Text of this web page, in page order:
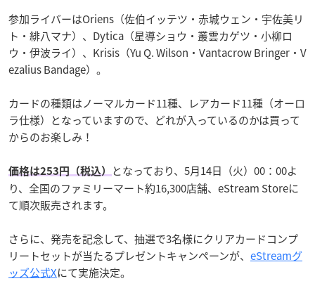
参加ライバーはOriens（佐伯イッテツ・赤城ウェン・宇佐美リ
ト・緋八マナ）、Dytica（星導ショウ・叢雲カゲツ・小柳ロ
ウ・伊波ライ）、Krisis（Yu Q. Wilson・Vantacrow Bringer・V
ezalius Bandage）。
カードの種類はノーマルカード11種、レアカード11種（オーロ
ラ仕様）となっていますので、どれが入っているのかは買って
からのお楽しみ！
価格は253円（税込）
となっており、5月14日（火）00：00よ
り、全国のファミリーマート約16,300店舗、eStream Storeに
て順次販売されます。
さらに、発売を記念して、抽選で3名様にクリアカードコンプ
リートセットが当たるプレゼントキャンペーンが、 eStreamグ
ッズ公式Xにて実施決定。